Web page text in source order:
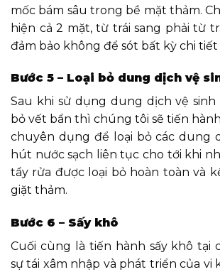
mốc bám sâu trong bề mặt thảm.
hiện cả 2 mặt, từ trái sang phải từ
đảm bảo không để sót bất kỳ chi tiết
Bước 5 – Loại bỏ dung dịch vệ
Sau khi sử dụng dung dịch vệ sinh
bỏ vết bẩn thì chúng tôi sẽ tiến
chuyên dụng để loại bỏ các dung
hút nước sạch liên tục cho tới khi
tẩy rửa được loại bỏ hoàn toàn và
giặt thảm.
Bước 6 – Sấy khô
Cuối cùng là tiến hành sấy khô tại
sự tái xâm nhập và phát triển của vi